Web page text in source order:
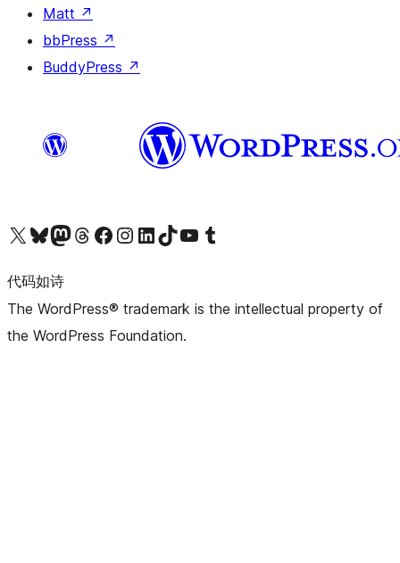
Matt ↗
bbPress ↗
BuddyPress ↗
关注我们的 X（原 Twitter）账号访问我们的 Bluesky 账号关注我们的 Mastodon 账号访问我们的 Threads 账号 访问我们的 Facebook 公共主页关注我们的 Instagram 账号 关注我们的 LinkedIn 主页访问我们的 TikTok 账号访问我们的 YouTube 频道 访问我们的 Tumblr 账号
代码如诗
The WordPress® trademark is the intellectual property of
the WordPress Foundation.